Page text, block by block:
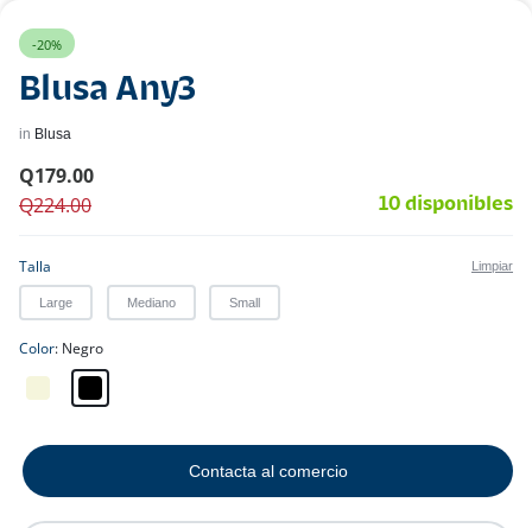
-20%
Blusa Any3
in Blusa
Q179.00
Q224.00 10 disponibles
Talla
Large Mediano Small
Color Negro
Limpiar
Contacta al comercio